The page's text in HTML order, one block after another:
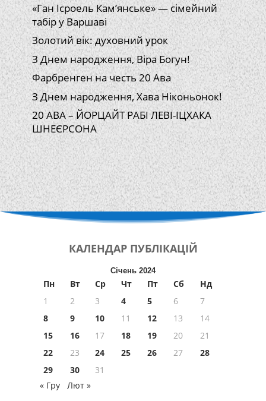
«Ган Ісроель Кам’янське» — сімейний
табір у Варшаві
Золотий вік: духовний урок
З Днем народження, Віра Богун!
Фарбренген на честь 20 Ава
З Днем народження, Хава Ніконьонок!
20 АВА – ЙОРЦАЙТ РАБІ ЛЕВІ-ІЦХАКА
ШНЕЄРСОНА
КАЛЕНДАР ПУБЛІКАЦІЙ
Січень 2024
Пн Вт Ср Чт Пт Сб
Нд
1
2 3 4 5 6
7
8
9 10 11 12 13
14
15
16 17 18 19 20
21
22
23 24 25 26 27
28
29
30
31
« Гру
Лют »